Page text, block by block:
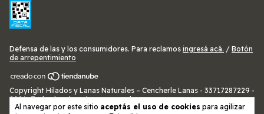
Al navegar por este sitio aceptás el uso de cookies para agilizar
Defensa de las y los consumidores. Para reclamos ingresá acá. / Botón
de arrepentimiento
Copyright Hilados y Lanas Naturales – Cencherle Lanas - 33717287229 -
2026. Todos los derechos reservados.